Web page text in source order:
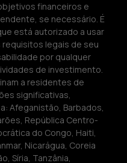
financeiros e
se necessário. É
está autorizado a usar
requisitos legais de seu
por qualquer
de investimento.
a residentes de
significativas,
Afeganistão, Barbados,
República Centro-
do Congo, Haiti,
Nicarágua, Coreia
Síria, Tanzânia,